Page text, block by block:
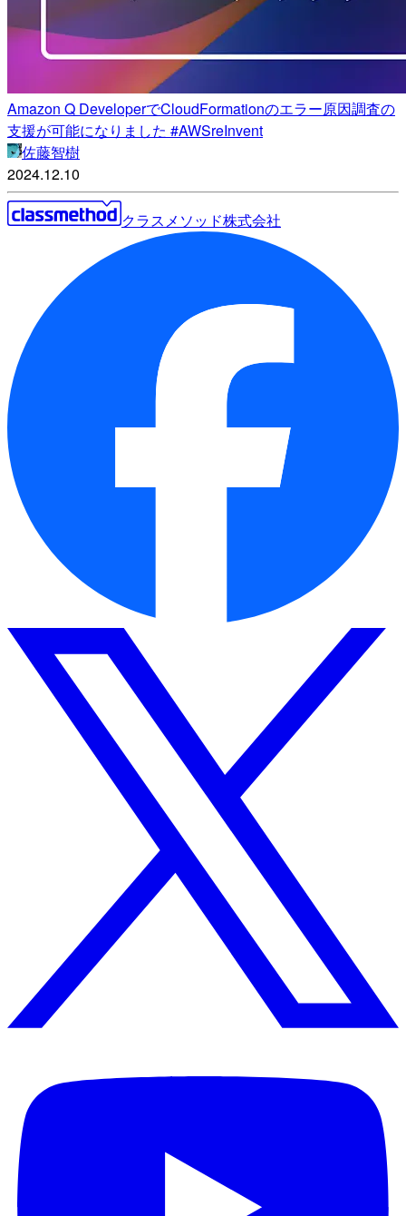
Amazon Q DeveloperでCloudFormationのエラー原因調査の
支援が可能になりました #AWSreInvent
佐藤智樹
2024.12.10
クラスメソッド株式会社